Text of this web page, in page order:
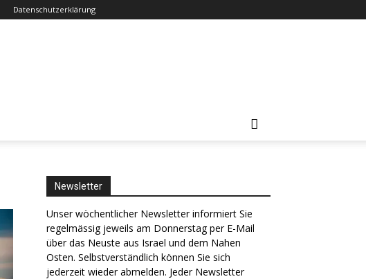
Datenschutzerklärung
Newsletter
Unser wöchentlicher Newsletter informiert Sie
regelmässig jeweils am Donnerstag per E-Mail
über das Neuste aus Israel und dem Nahen
Osten. Selbstverständlich können Sie sich
jederzeit wieder abmelden. Jeder Newsletter